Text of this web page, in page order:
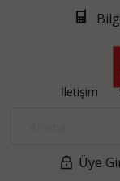
İletişim
Üye